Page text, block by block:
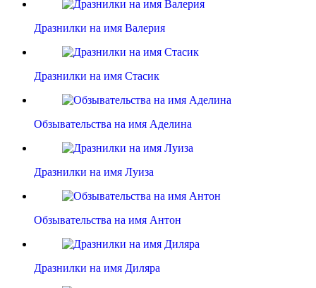
Дразнилки на имя Валерия
Дразнилки на имя Стасик
Обзывательства на имя Аделина
Дразнилки на имя Луиза
Обзывательства на имя Антон
Дразнилки на имя Диляра